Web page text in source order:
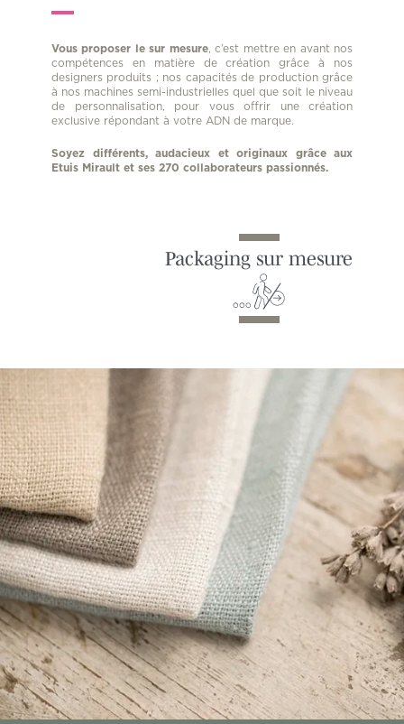
Vous proposer le sur mesure, c’est mettre en avant nos
compétences en matière de création grâce à nos
designers produits ; nos capacités de production grâce
à nos machines semi-industrielles quel que soit le niveau
de personnalisation, pour vous offrir une création
exclusive répondant à votre ADN de marque.
Soyez différents, audacieux et originaux grâce aux
Etuis Mirault et ses 270 collaborateurs passionnés.
Packaging sur mesure